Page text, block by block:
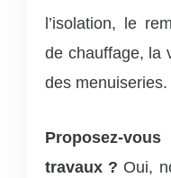
l’isolation, le
de chauffage, la
des menuiseries.
Proposez-
travaux ? Oui,